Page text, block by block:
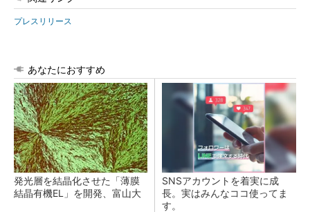
プレスリリース
あなたにおすすめ
発光層を結晶化させた「薄膜
結晶有機EL」を開発、富山大
SNSアカウントを着実に成
長。実はみんなココ使ってま
す。